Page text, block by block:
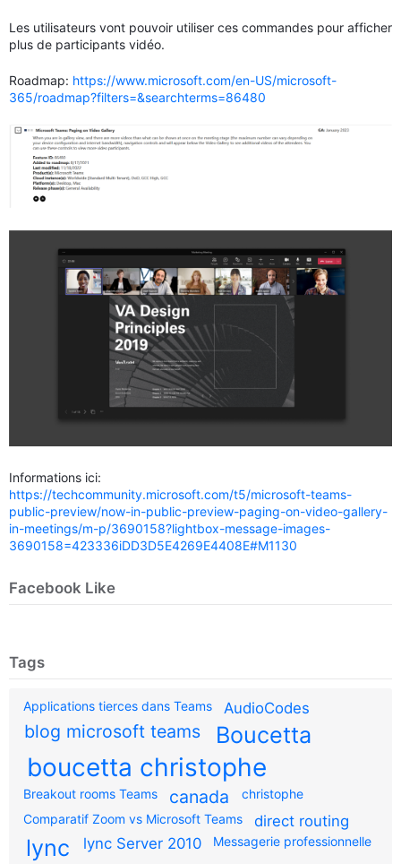
Les utilisateurs vont pouvoir utiliser ces commandes pour afficher
plus de participants vidéo.
Roadmap: https://www.microsoft.com/en-US/microsoft-
365/roadmap?filters=&searchterms=86480
Informations ici:
https://techcommunity.microsoft.com/t5/microsoft-teams-
public-preview/now-in-public-preview-paging-on-video-gallery-
in-meetings/m-p/3690158?lightbox-message-images-
3690158=423336iDD3D5E4269E4408E#M1130
Facebook Like
Tags
Applications tierces dans Teams AudioCodes
blog microsoft teams Boucetta
boucetta christophe
Breakout rooms Teams canada
christophe
Comparatif Zoom vs Microsoft Teams
direct routing
lync lync Server 2010 Messagerie professionnelle